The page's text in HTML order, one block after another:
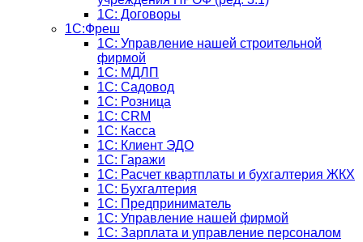
1С: Договоры
1С:Фреш
1С: Управление нашей строительной
фирмой
1С: МДЛП
1С: Садовод
1С: Розница
1C: CRM
1C: Касса
1С: Клиент ЭДО
1С: Гаражи
1C: Расчет квартплаты и бухгалтерия ЖКХ
1C: Бухгалтерия
1C: Предприниматель
1C: Управление нашей фирмой
1C: Зарплата и управление персоналом